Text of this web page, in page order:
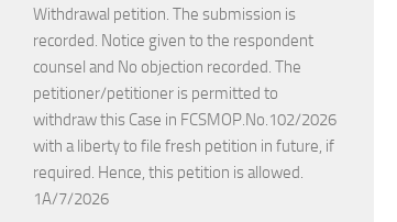
Withdrawal petition. The submission is
recorded. Notice given to the respondent
counsel and No objection recorded. The
petitioner/petitioner is permitted to
withdraw this Case in FCSMOP.No.102/2026
with a liberty to file fresh petition in future, if
required. Hence, this petition is allowed.
1A/7/2026